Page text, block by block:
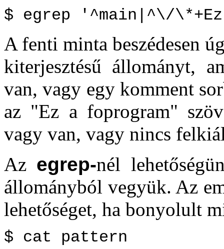
$ egrep '^main|^\/
A fenti minta beszédesen
kiterjesztésű állományt,
van, vagy egy komment
az "Ez a foprogram"
vagy van, vagy nincs
Az egrep-nél
állományból vegyük. Az
lehetőséget, ha bonyolult
$ cat pattern